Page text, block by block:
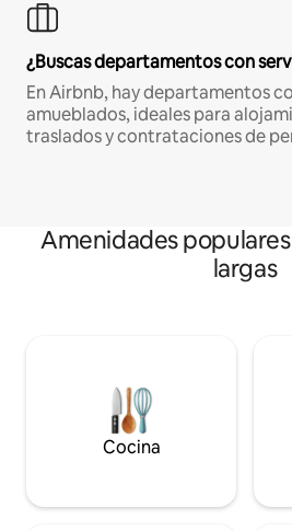
¿Buscas departamentos con
En Airbnb, hay departamentos
amueblados, ideales para
traslados y contrataciones de
Amenidades
largas
Cocina